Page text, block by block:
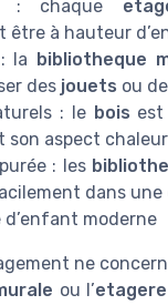
: chaque
être à hauteur
la bibliotheque
des jouets ou
: le bois est
son aspect
: les
dans une
d’enfant moderne
ne
ou l’